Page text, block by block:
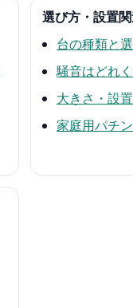
選び方・設置
台の種類と
騒音はどれ
大きさ・設
家庭用パチ